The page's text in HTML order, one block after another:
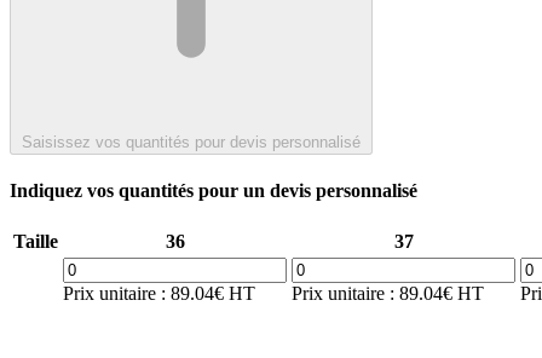
Saisissez vos quantités pour devis personnalisé
Indiquez vos quantités pour un devis personnalisé
Taille 36 37
Prix unitaire : 89.04€ HT Prix unitaire : 89.04€ HT